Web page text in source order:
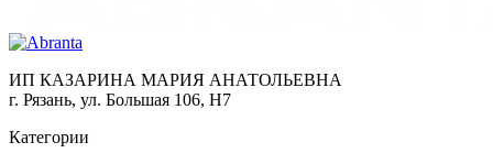
ИП КАЗАРИНА МАРИЯ АНАТОЛЬЕВНА
г. Рязань, ул. Большая 106, Н7
Категории